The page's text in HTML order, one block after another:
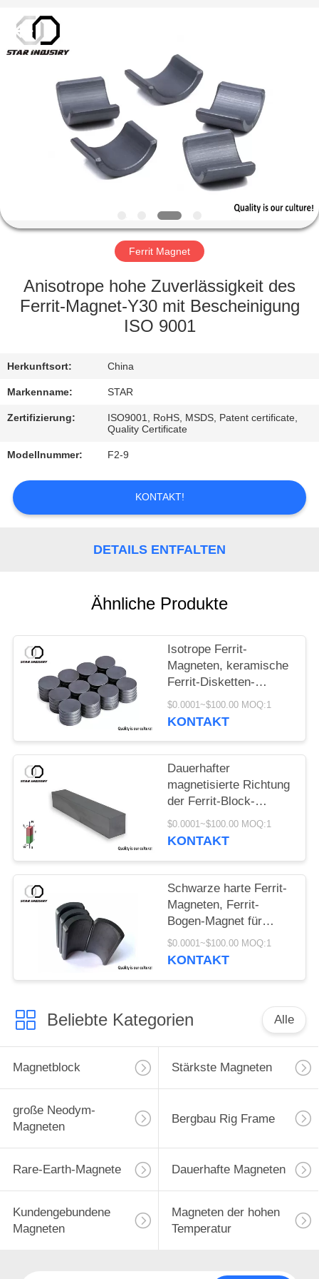
PRODUKTE
FABRIK-
QUALITÄTSKONTROLLE
SIE
MIT
UNS
VERBINDUNG
NACHRICHTEN
2020
magnetsassembly.com.
All
Ferrit Magnet
Anisotrope hohe Zuverlässigkeit des
Ferrit-Magnet-Y30 mit Bescheinigung
ISO 9001
Herkunftsort: China
Markenname: STAR
Zertifizierung:
ISO9001, RoHS, MSDS, Patent certificate,
Quality Certificate
Modellnummer: F2-9
KONTAKT!
DETAILS ENTFALTEN
Ähnliche Produkte
Isotrope Ferrit-
Magneten, keramische
Ferrit-Disketten-
Magneten für Sprecher
$0.0001~$100.00 MOQ:1
KONTAKT
Dauerhafter
magnetisierte Richtung
der Ferrit-Block-
Magnet-Y30 C8
Radialstrahl
$0.0001~$100.00 MOQ:1
KONTAKT
Schwarze harte Ferrit-
Magneten, Ferrit-
Bogen-Magnet für
industrielle Motoren
$0.0001~$100.00 MOQ:1
KONTAKT
Beliebte Kategorien Alle
Magnetblock Stärkste Magneten
große Neodym-
Magneten
Bergbau Rig Frame
Rare-Earth-Magnete Dauerhafte Magneten
Kundengebundene
Magneten
Magneten der hohen
Temperatur